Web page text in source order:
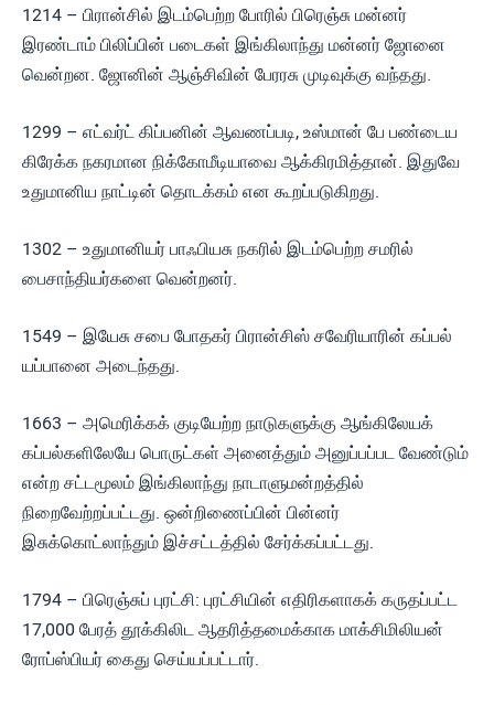
1214 – பிரான்சில் இடம்பெற்ற போரில் பிரெஞ்சு மன்னர்
இரண்டாம் பிலிப்பின் படைகள் இங்கிலாந்து மன்னர் ஜோனை
வென்றன. ஜோனின் ஆஞ்சிவின் பேரரசு முடிவுக்கு வந்தது.
1299 – எட்வர்ட் கிப்பனின் ஆவணப்படி, உஸ்மான் பே பண்டைய
கிரேக்க நகரமான நிக்கோமீடியாவை ஆக்கிரமித்தான். இதுவே
உதுமானிய நாட்டின் தொடக்கம் என கூறப்படுகிறது.
1302 – உதுமானியர் பாஃபியசு நகரில் இடம்பெற்ற சமரில்
பைசாந்தியர்களை வென்றனர்.
1549 – இயேசு சபை போதகர் பிரான்சிஸ் சவேரியாரின் கப்பல்
யப்பானை அடைந்தது.
1663 – அமெரிக்கக் குடியேற்ற நாடுகளுக்கு ஆங்கிலேயக்
கப்பல்களிலேயே பொருட்கள் அனைத்தும் அனுப்பப்பட வேண்டும்
என்ற சட்டமூலம் இங்கிலாந்து நாடாளுமன்றத்தில்
நிறைவேற்றப்பட்டது. ஒன்றிணைப்பின் பின்னர்
இசுக்கொட்லாந்தும் இச்சட்டத்தில் சேர்க்கப்பட்டது.
1794 – பிரெஞ்சுப் புரட்சி: புரட்சியின் எதிரிகளாகக் கருதப்பட்ட
17,000 பேரத் தூக்கிலிட ஆதரித்தமைக்காக மாக்சிமிலியன்
ரோப்ஸ்பியர் கைது செய்யப்பட்டார்.